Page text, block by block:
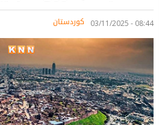
08:44 - 03/11/2025 کوردستان